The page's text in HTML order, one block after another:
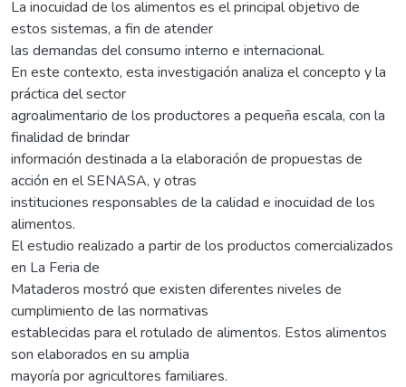
La inocuidad de los alimentos es el principal objetivo de
estos sistemas, a fin de atender
las demandas del consumo interno e internacional.
En este contexto, esta investigación analiza el concepto y la
práctica del sector
agroalimentario de los productores a pequeña escala, con la
finalidad de brindar
información destinada a la elaboración de propuestas de
acción en el SENASA, y otras
instituciones responsables de la calidad e inocuidad de los
alimentos.
El estudio realizado a partir de los productos comercializados
en La Feria de
Mataderos mostró que existen diferentes niveles de
cumplimiento de las normativas
establecidas para el rotulado de alimentos. Estos alimentos
son elaborados en su amplia
mayoría por agricultores familiares.